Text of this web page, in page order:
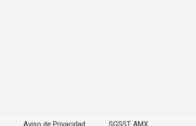
Aviso de Privacidad SGSST AMX